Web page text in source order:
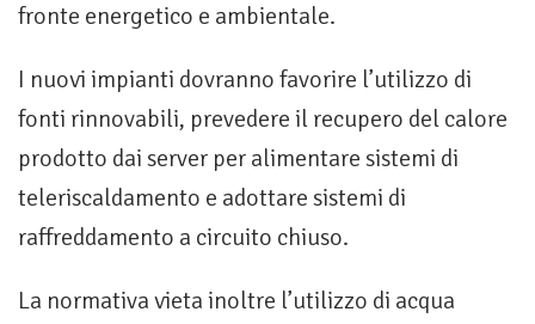
fronte energetico e ambientale.
I nuovi impianti dovranno favorire l’utilizzo di
fonti rinnovabili, prevedere il recupero del calore
prodotto dai server per alimentare sistemi di
teleriscaldamento e adottare sistemi di
raffreddamento a circuito chiuso.
La normativa vieta inoltre l’utilizzo di acqua